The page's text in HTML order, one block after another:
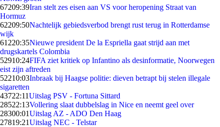
67209:39Iran stelt zes eisen aan VS voor heropening Straat van
Hormuz
62209:50Nachtelijk gebiedsverbod brengt rust terug in Rotterdamse
wijk
61220:35Nieuwe president De la Espriella gaat strijd aan met
drugskartels Colombia
52910:24FIFA ziet kritiek op Infantino als desinformatie, Noorwegen
eist zijn aftreden
52210:03Inbraak bij Haagse politie: dieven betrapt bij stelen illegale
sigaretten
43722:11Uitslag PSV - Fortuna Sittard
28522:13Vollering slaat dubbelslag in Nice en neemt geel over
28300:01Uitslag AZ - ADO Den Haag
27819:21Uitslag NEC - Telstar